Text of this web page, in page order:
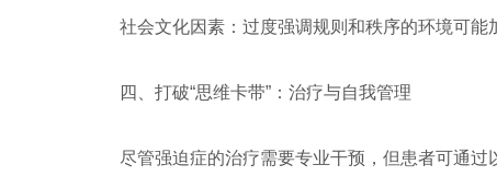
社会文化因素：过度强调规则和秩序的环境可
四、打破“思维卡带”：治疗与自我管理
尽管强迫症的治疗需要专业干预，但患者可通过